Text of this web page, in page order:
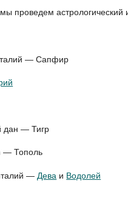
проведем
— Сапфир
дан — Тигр
— Тополь
— Дева и Водолей